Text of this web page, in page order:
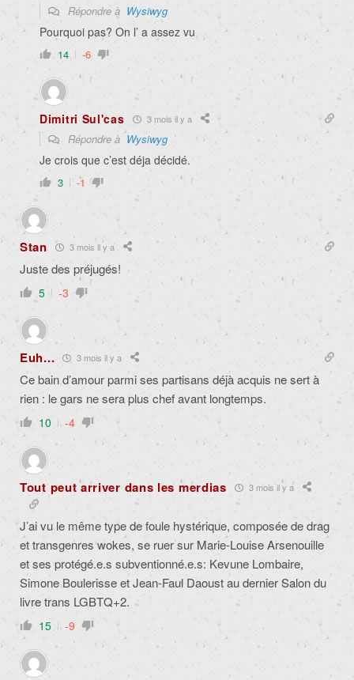
Répondre à Wysiwyg
Pourquoi pas? On l’ a assez vu
14 -6
Dimitri Sul'cas 3 mois il y a
Répondre à Wysiwyg
Je crois que c’est déja décidé.
3 -1
Stan 3 mois il y a
Juste des préjugés!
5 -3
Euh... 3 mois il y a
Ce bain d’amour parmi ses partisans déjà acquis ne sert à
rien : le gars ne sera plus chef avant longtemps.
10 -4
Tout peut arriver dans les merdias 3 mois il y a
J’ai vu le même type de foule hystérique, composée de drag
et transgenres wokes, se ruer sur Marie-Louise Arsenouille
et ses protégé.e.s subventionné.e.s: Kevune Lombaire,
Simone Boulerisse et Jean-Faul Daoust au dernier Salon du
livre trans LGBTQ+2.
15 -9